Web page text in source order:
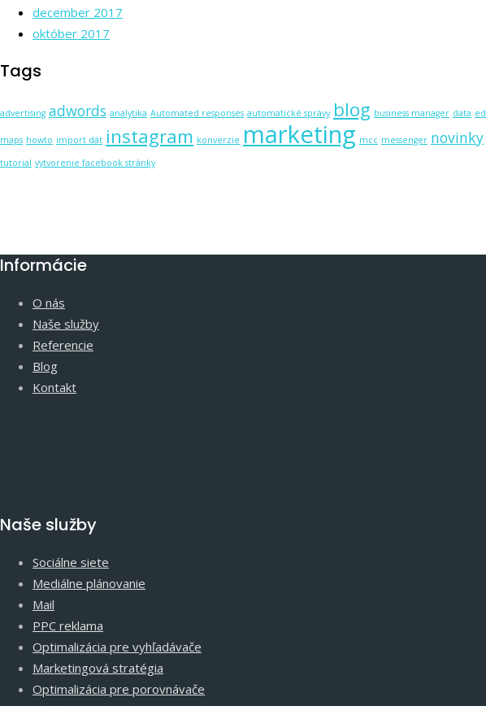
december 2017
október 2017
Tags
advertising adwords analytika Automated responses automatické správy blog business manager data
maps howto import dát instagram konverzie marketing mcc messenger novinky
tutorial vytvorenie facebook stránky
Informácie
O nás
Naše služby
Referencie
Blog
Kontakt
Naše služby
Sociálne siete
Mediálne plánovanie
Mail
PPC reklama
Optimalizácia pre vyhľadávače
Marketingová stratégia
Optimalizácia pre porovnávače